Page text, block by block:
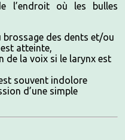
l’endroit où les bulles
brossage des dents et/ou
atteinte,
de la voix si le larynx est
souvent indolore
d’une simple